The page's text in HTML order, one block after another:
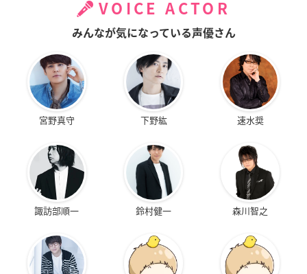
VOICE ACTOR
みんなが気になっている声優さん
宮野真守 下野紘 速水奨
諏訪部順一 鈴村健一 森川智之